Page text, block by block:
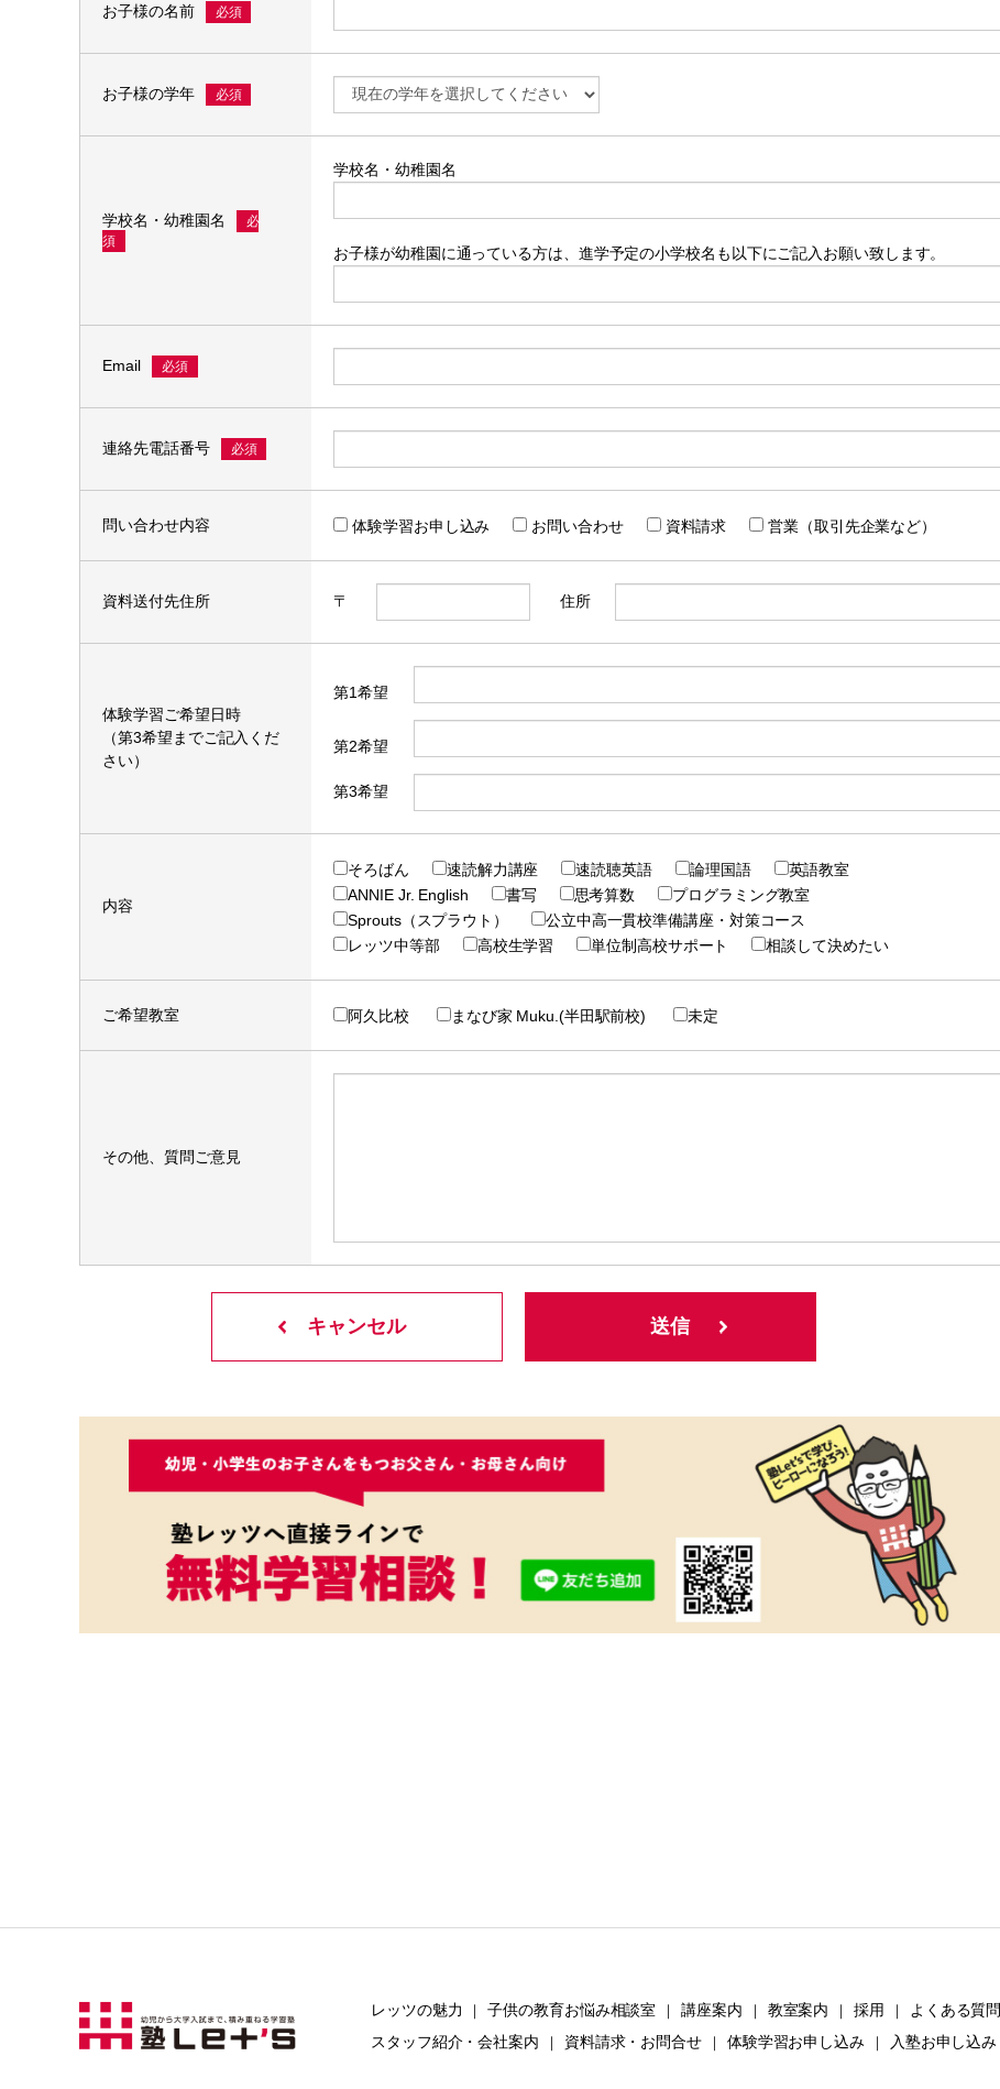
お子様の名前 必須
お子様の学年 必須
学校名・幼稚園名
必
須
学校名・幼稚園名
お子様が幼稚園に通っている方は、進学予定の小学校名も以下にご記入お願い致します。
Email 必須
連絡先電話番号 必須
問い合わせ内容 体験学習お申し込み お問い合わせ 資料請求 営業（取引先企業など）
資料送付先住所 〒 住所
体験学習ご希望日時
（第3希望までご記入くだ
さい）
第1希望
第2希望
第3希望
内容
そろばん 速読解力講座 速読聴英語 論理国語
英語教室
ANNIE Jr. English
書写 思考算数
プログラミング教室
Sprouts（スプラウト）
公立中高一貫校準備講座・対策コース
レッツ中等部
高校生学習 単位制高校サポート 相談して決めたい
ご希望教室 阿久比校 まなび家 Muku.(半田駅前校) 未定
その他、質問ご意見
キャンセル
レッツの魅力 子供の教育お悩み相談室 講座案内 教室案内 採用 よくある質問
スタッフ紹介・会社案内
資料請求・お問合せ 体験学習お申し込み 入塾お申し込み